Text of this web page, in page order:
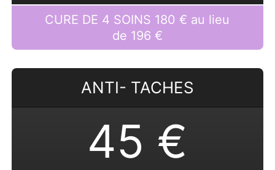
CURE DE 4 SOINS 180 € au lieu
de 196 €
ANTI- TACHES
45 €